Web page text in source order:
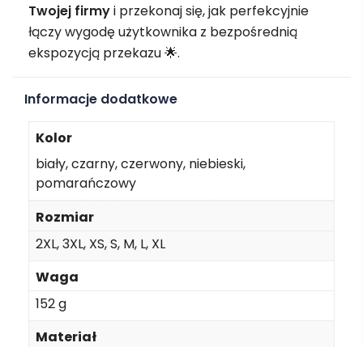
Twojej firmyi przekonaj się, jak perfekcyjnie
łączy wygodę użytkownika z bezpośrednią
ekspozycją przekazu 🌟.
Informacje dodatkowe
Kolor
biały, czarny, czerwony, niebieski,
pomarańczowy
Rozmiar
2XL, 3XL, XS, S, M, L, XL
Waga
152 g
Materiał